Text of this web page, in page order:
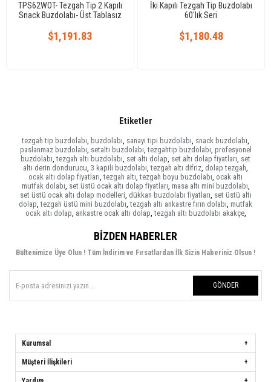
TPS62WOT- Tezgah Tip 2 Kapılı
Snack Buzdolabı- Üst Tablasız
$1,191.83
İki Kapılı Tezgah Tip Buzdolabı
60'lık Seri
$1,180.48
Etiketler
tezgah tip buzdolabı, buzdolabı, sanayi tipi buzdolabı, snack buzdolabı,
paslanmaz buzdolabı, setaltı buzdolabı, tezgahtip buzdolabı, profesyonel
buzdolabı, tezgah altı buzdolabı, set altı dolap, set altı dolap fiyatları, set
altı derin dondurucu, 3 kapili buzdolabı, tezgah altı difriz, dolap tezgah,
ocak altı dolap fiyatları, tezgah altı, tezgah boyu buzdolabı, ocak altı
mutfak dolabı, set üstü ocak altı dolap fiyatları, masa altı mini buzdolabı,
set üstü ocak altı dolap modelleri, dükkan buzdolabı fiyatları, set üstü altı
dolap, tezgah üstü mini buzdolabı, tezgah altı ankastre fırın dolabı, mutfak
ocak altı dolap, ankastre ocak altı dolap, tezgah altı buzdolabı akakçe,
BIZDEN HABERLER
Bültenimize Üye Olun ! Tüm İndirim ve Fırsatlardan İlk Sizin Haberiniz Olsun !
GÖNDER
Kurumsal
Müşteri İlişkileri